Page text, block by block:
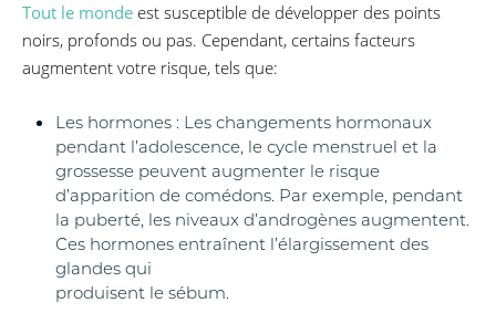
Tout le monde est susceptible de développer des points
noirs, profonds ou pas. Cependant, certains facteurs
augmentent votre risque, tels que:
Les hormones : Les changements hormonaux
pendant l’adolescence, le cycle menstruel et la
grossesse peuvent augmenter le risque
d’apparition de comédons. Par exemple, pendant
la puberté, les niveaux d’androgènes augmentent.
Ces hormones entraînent l’élargissement des
glandes qui
produisent le sébum.